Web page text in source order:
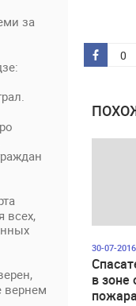
за
всех,
вернем
0
30-07-
в зоне